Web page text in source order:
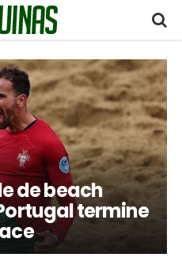
de beach
termine